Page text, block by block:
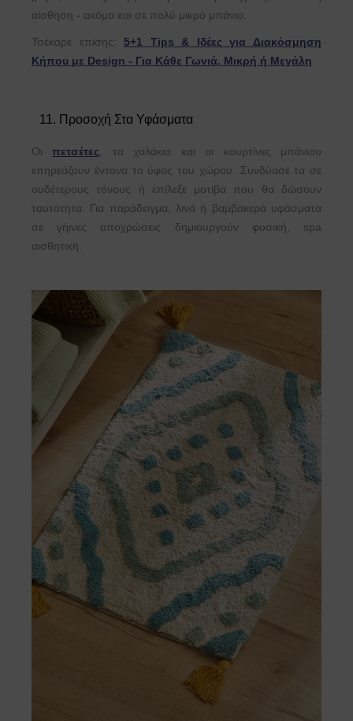
αίσθηση - ακόμα και σε πολύ μικρό μπάνιο.
Τσέκαρε επίσης: 5+1 Tips & Ιδέες για Διακόσμηση
Κήπου με Design - Για Κάθε Γωνιά, Μικρή ή Μεγάλη
11. Προσοχή Στα Υφάσματα
Οιπετσέτες , τα χαλάκια και οι κουρτίνες μπάνιου
επηρεάζουν έντονα το ύφος του χώρου. Συνδύασέ τα σε
ουδέτερους τόνους ή επίλεξε μοτίβα που θα δώσουν
ταυτότητα. Για παράδειγμα, λινά ή βαμβακερά υφάσματα
σε γήινες αποχρώσεις δημιουργούν φυσική, spa
αισθητική.